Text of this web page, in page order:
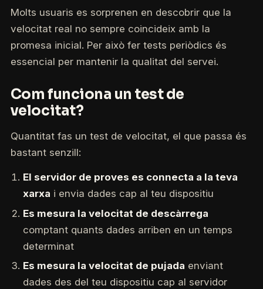
Molts usuaris es sorprenen en descobrir que la
velocitat real no sempre coincideix amb la
promesa inicial. Per això fer tests periòdics és
essencial per mantenir la qualitat del servei.
Com funciona un test de
velocitat?
Quantitat fas un test de velocitat, el que passa és
bastant senzill:
El servidor de proves es connecta a la teva
xarxa i envia dades cap al teu dispositiu
Es mesura la velocitat de descàrrega
comptant quants dades arriben en un temps
determinat
Es mesura la velocitat de pujada enviant
dades des del teu dispositiu cap al servidor